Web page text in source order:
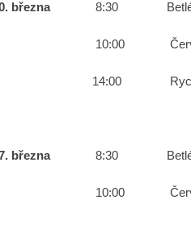
března 8:30
Červený
března 8:30
Červený